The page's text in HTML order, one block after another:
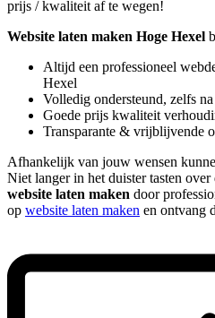
prijs / kwaliteit af te wegen!
Website laten maken Hoge Hexel
Altijd een professioneel
Hexel
Volledig ondersteund, zelfs
Goede prijs kwaliteit
Transparante & vrijblijvende
Afhankelijk van jouw wensen
Niet langer in het duister tasten
website laten maken door
op website laten maken en ontvang